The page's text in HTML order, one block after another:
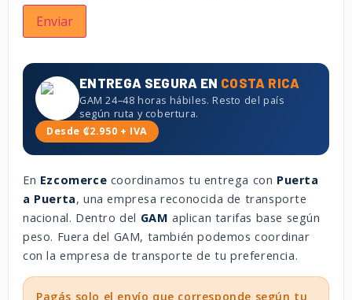
ENTREGA SEGURA EN COSTA RICA
GAM 24–48 horas hábiles. Resto del país
según ruta y cobertura.
Desde ₡2.950 + IVA
En Ezcomerce coordinamos tu entrega con Puerta
a Puerta, una empresa reconocida de transporte
nacional. Dentro del GAM aplican tarifas base según
peso. Fuera del GAM, también podemos coordinar
con la empresa de transporte de tu preferencia.
Pagás solo el envío que corresponde según tu